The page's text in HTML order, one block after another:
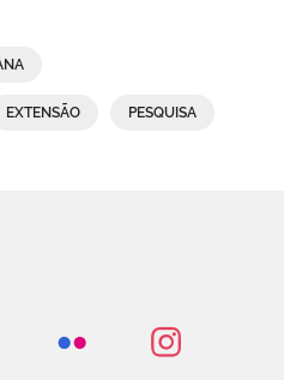
EXTENSÃO PESQUISA